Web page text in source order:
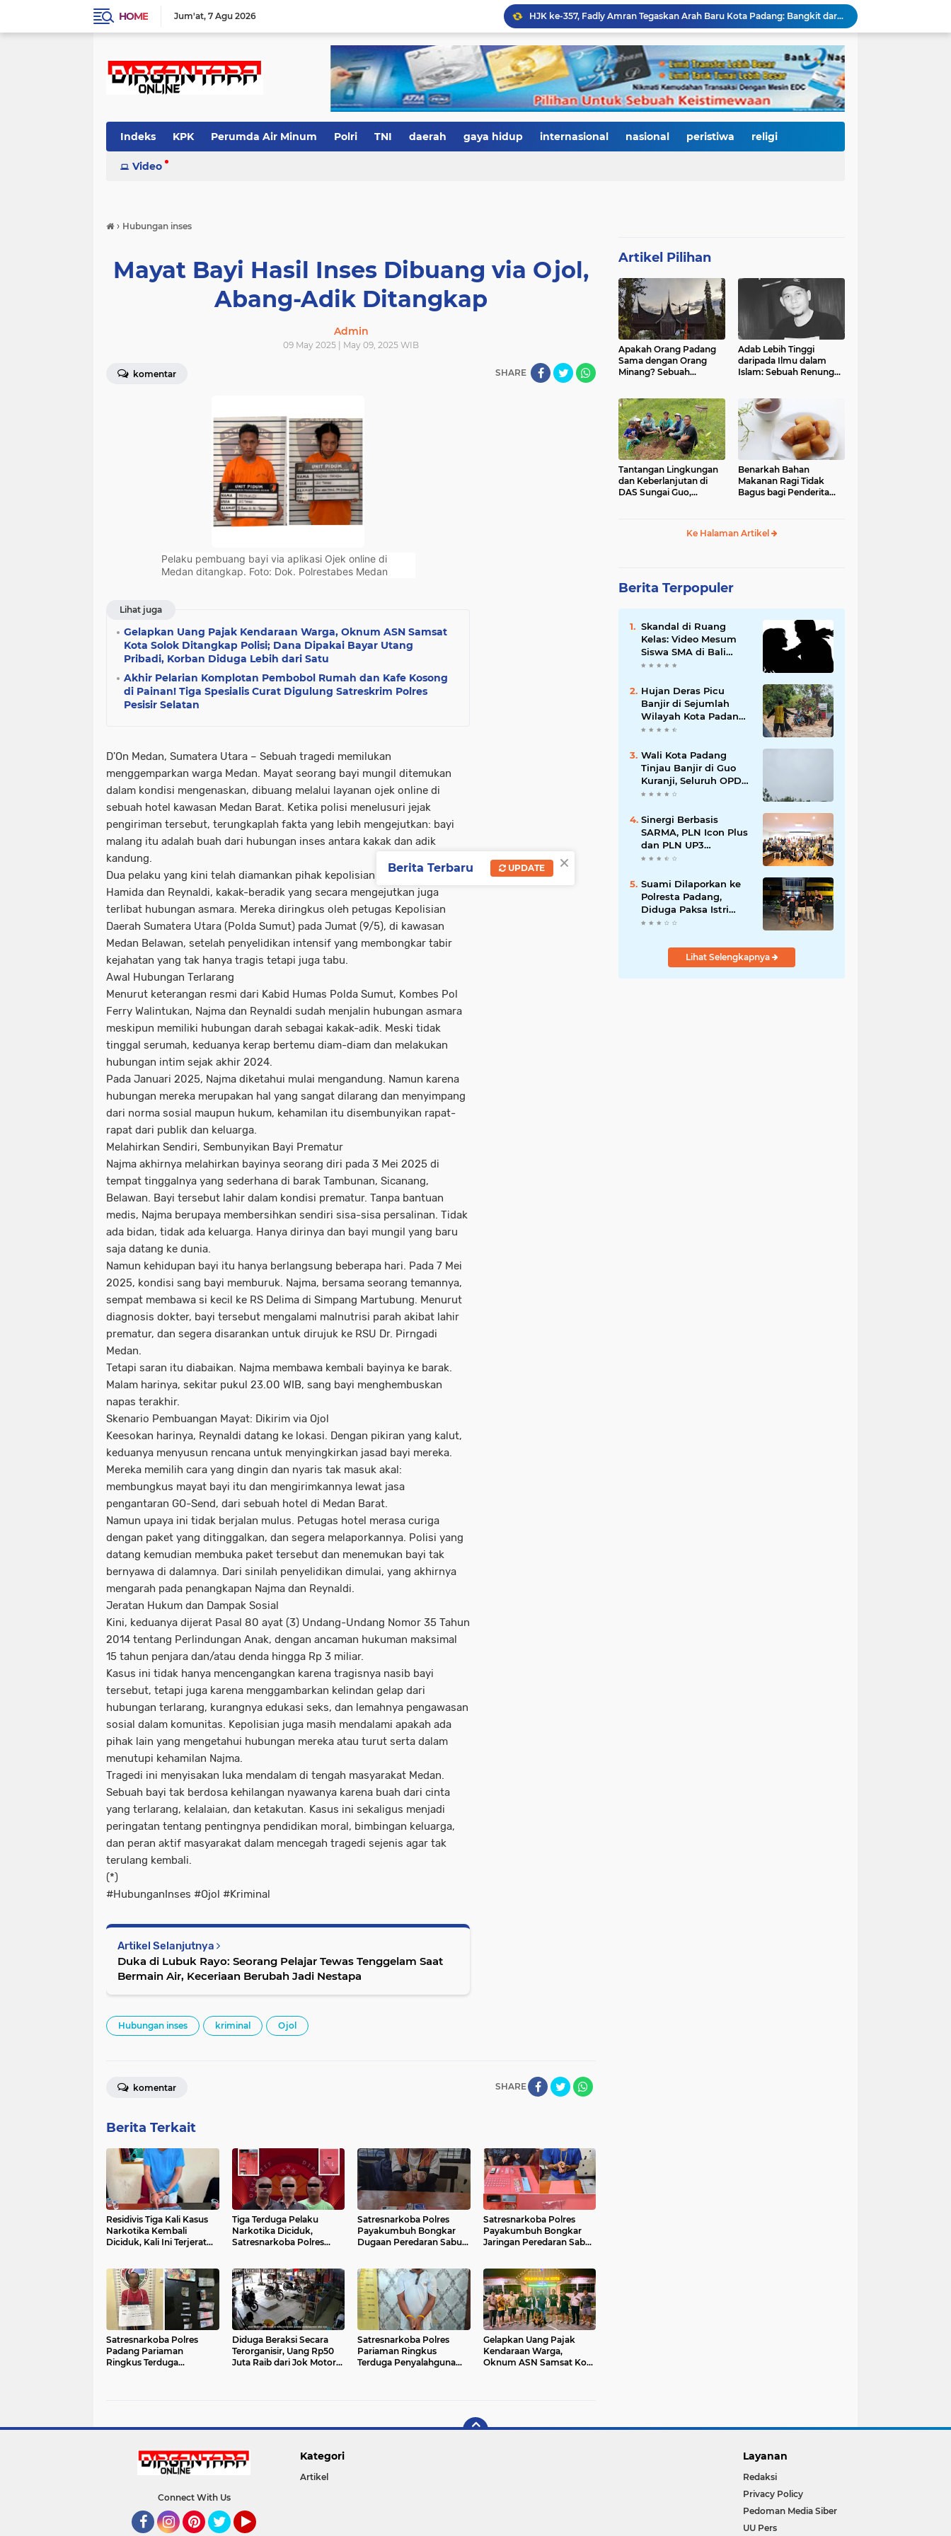
HOME Jum'at 7 Agu 2026
HJK ke-357, Fadly Amran Tegaskan Arah Baru Kota Padang: Bangkit dari Bencana, Melaju Menjadi Kota Pendidikan, Pariwisata, dan Perdagangan Bertaraf Dunia
Ratusan Pelajar Padang Antusias Kunjungi KRI Teluk Kendari, Belajar Langsung Dunia Kemaritiman dan Pertahanan Negara
Ribuan Warga Padati Pantai Cimpago, Festival Pawai Telong-Telong HJK Padang ke-357 Tampilkan Semangat Budaya, Persatuan, dan Optimisme Menuju Kota Gastronomi Dunia
Ribuan Warga Padati Danau Cimpago, Festival Telong-Telong HJK Padang ke-357 Tuai Pujian dan Harapan untuk Terus Dilestarikan
Perkuat Tata Kelola Rumah Sakit Daerah, RS M. Djamil Dampingi RSUD dr. Sadikin Pariaman Wujudkan Layanan Kesehatan Berkualitas
Di Balik Gemerlap Telong-Telong, RS M. Djamil Menyalakan Cahaya Kesadaran Kesehatan untuk Warga Padang
HJK Padang ke-357 Berubah Jadi Gerakan Kemanusiaan, Pemko Hadirkan "Road to Gastronomy Charity" untuk Bantu Korban Banjir
Indeks KPK Perumda Air Minum Polri TNI daerah gaya hidup internasional nasional peristiwa religi
Video
› Hubungan inses
Mayat Bayi Hasil Inses Dibuang via Ojol,
Abang-Adik Ditangkap
Admin
09 May 2025 | May 09, 2025 WIB
komentar SHARE
Pelaku pembuang bayi via aplikasi Ojek online di
Medan ditangkap. Foto: Dok. Polrestabes Medan
Lihat juga
Gelapkan Uang Pajak Kendaraan Warga, Oknum ASN Samsat
Kota Solok Ditangkap Polisi; Dana Dipakai Bayar Utang
Pribadi, Korban Diduga Lebih dari Satu
Akhir Pelarian Komplotan Pembobol Rumah dan Kafe Kosong
di Painan! Tiga Spesialis Curat Digulung Satreskrim Polres
Pesisir Selatan
D'On Medan, Sumatera Utara – Sebuah tragedi memilukan
menggemparkan warga Medan. Mayat seorang bayi mungil ditemukan
dalam kondisi mengenaskan, dibuang melalui layanan ojek online di
sebuah hotel kawasan Medan Barat. Ketika polisi menelusuri jejak
pengiriman tersebut, terungkaplah fakta yang lebih mengejutkan: bayi
malang itu adalah buah dari hubungan inses antara kakak dan adik
kandung.
Dua pelaku yang kini telah diamankan pihak kepolisian adalah Najma
Hamida dan Reynaldi, kakak-beradik yang secara mengejutkan juga
terlibat hubungan asmara. Mereka diringkus oleh petugas Kepolisian
Daerah Sumatera Utara (Polda Sumut) pada Jumat (9/5), di kawasan
Medan Belawan, setelah penyelidikan intensif yang membongkar tabir
kejahatan yang tak hanya tragis tetapi juga tabu.
Awal Hubungan Terlarang
Menurut keterangan resmi dari Kabid Humas Polda Sumut, Kombes Pol
Ferry Walintukan, Najma dan Reynaldi sudah menjalin hubungan asmara
meskipun memiliki hubungan darah sebagai kakak-adik. Meski tidak
tinggal serumah, keduanya kerap bertemu diam-diam dan melakukan
hubungan intim sejak akhir 2024.
Pada Januari 2025, Najma diketahui mulai mengandung. Namun karena
hubungan mereka merupakan hal yang sangat dilarang dan menyimpang
dari norma sosial maupun hukum, kehamilan itu disembunyikan rapat-
rapat dari publik dan keluarga.
Melahirkan Sendiri, Sembunyikan Bayi Prematur
Najma akhirnya melahirkan bayinya seorang diri pada 3 Mei 2025 di
tempat tinggalnya yang sederhana di barak Tambunan, Sicanang,
Belawan. Bayi tersebut lahir dalam kondisi prematur. Tanpa bantuan
medis, Najma berupaya membersihkan sendiri sisa-sisa persalinan. Tidak
ada bidan, tidak ada keluarga. Hanya dirinya dan bayi mungil yang baru
saja datang ke dunia.
Namun kehidupan bayi itu hanya berlangsung beberapa hari. Pada 7 Mei
2025, kondisi sang bayi memburuk. Najma, bersama seorang temannya,
sempat membawa si kecil ke RS Delima di Simpang Martubung. Menurut
diagnosis dokter, bayi tersebut mengalami malnutrisi parah akibat lahir
prematur, dan segera disarankan untuk dirujuk ke RSU Dr. Pirngadi
Medan.
Tetapi saran itu diabaikan. Najma membawa kembali bayinya ke barak.
Malam harinya, sekitar pukul 23.00 WIB, sang bayi menghembuskan
napas terakhir.
Skenario Pembuangan Mayat: Dikirim via Ojol
Keesokan harinya, Reynaldi datang ke lokasi. Dengan pikiran yang kalut,
keduanya menyusun rencana untuk menyingkirkan jasad bayi mereka.
Mereka memilih cara yang dingin dan nyaris tak masuk akal:
membungkus mayat bayi itu dan mengirimkannya lewat jasa
pengantaran GO-Send, dari sebuah hotel di Medan Barat.
Namun upaya ini tidak berjalan mulus. Petugas hotel merasa curiga
dengan paket yang ditinggalkan, dan segera melaporkannya. Polisi yang
datang kemudian membuka paket tersebut dan menemukan bayi tak
bernyawa di dalamnya. Dari sinilah penyelidikan dimulai, yang akhirnya
mengarah pada penangkapan Najma dan Reynaldi.
Jeratan Hukum dan Dampak Sosial
Kini, keduanya dijerat Pasal 80 ayat (3) Undang-Undang Nomor 35 Tahun
2014 tentang Perlindungan Anak, dengan ancaman hukuman maksimal
15 tahun penjara dan/atau denda hingga Rp 3 miliar.
Kasus ini tidak hanya mencengangkan karena tragisnya nasib bayi
tersebut, tetapi juga karena menggambarkan kelindan gelap dari
hubungan terlarang, kurangnya edukasi seks, dan lemahnya pengawasan
sosial dalam komunitas. Kepolisian juga masih mendalami apakah ada
pihak lain yang mengetahui hubungan mereka atau turut serta dalam
menutupi kehamilan Najma.
Tragedi ini menyisakan luka mendalam di tengah masyarakat Medan.
Sebuah bayi tak berdosa kehilangan nyawanya karena buah dari cinta
yang terlarang, kelalaian, dan ketakutan. Kasus ini sekaligus menjadi
peringatan tentang pentingnya pendidikan moral, bimbingan keluarga,
dan peran aktif masyarakat dalam mencegah tragedi sejenis agar tak
terulang kembali.
(*)
#HubunganInses #Ojol #Kriminal
Artikel Selanjutnya
Duka di Lubuk Rayo: Seorang Pelajar Tewas Tenggelam Saat
Bermain Air, Keceriaan Berubah Jadi Nestapa
Hubungan inses kriminal Ojol
SHARE
komentar
Berita Terkait
Residivis Tiga Kali Kasus
Narkotika Kembali
Diciduk, Kali Ini Terjerat
Tiga Terduga Pelaku
Narkotika Diciduk,
Satresnarkoba Polres
40 Paket Siap Edar Disita
Satresnarkoba Polres
Payakumbuh Bongkar
Dugaan Peredaran Sabu,
Barang Bukti
Satresnarkoba Polres
Payakumbuh Bongkar
Jaringan Peredaran Sabu,
Satresnarkoba Polres
Padang Pariaman
Ringkus Terduga
Diduga Beraksi Secara
Terorganisir, Uang Rp50
Juta Raib dari Jok Motor
Satresnarkoba Polres
Pariaman Ringkus
Terduga Penyalahguna
Gelapkan Uang Pajak
Kendaraan Warga,
Oknum ASN Samsat Kota
Artikel Pilihan
Apakah Orang Padang
Sama dengan Orang
Minang? Sebuah
Adab Lebih Tinggi
daripada Ilmu dalam
Islam: Sebuah Renungan
Tantangan Lingkungan
dan Keberlanjutan di
DAS Sungai Guo,
Benarkah Bahan
Makanan Ragi Tidak
Bagus bagi Penderita
Ke Halaman Artikel
Berita Terpopuler
Skandal di Ruang
Kelas: Video Mesum
Siswa SMA di Bali
Viral, Hukuman dan
Mengikuti
Hujan Deras Picu
Banjir di Sejumlah
Wilayah Kota Padang,
Warga Dievakuasi dan
Banjir Susulan
Wali Kota Padang
Tinjau Banjir di Guo
Kuranji, Seluruh OPD
Disiagakan dan
Dipercepat
Sinergi Berbasis
SARMA, PLN Icon Plus
dan PLN UP3
Tanjungpinang
Strategis
Suami Dilaporkan ke
Polresta Padang,
Diduga Paksa Istri
Layani Pria Lain
Lihat Selengkapnya
Connect With Us
Kategori
Artikel
Layanan
Redaksi
Privacy Policy
Pedoman Media Siber
UU Pers
×
Berita Terbaru UPDATE